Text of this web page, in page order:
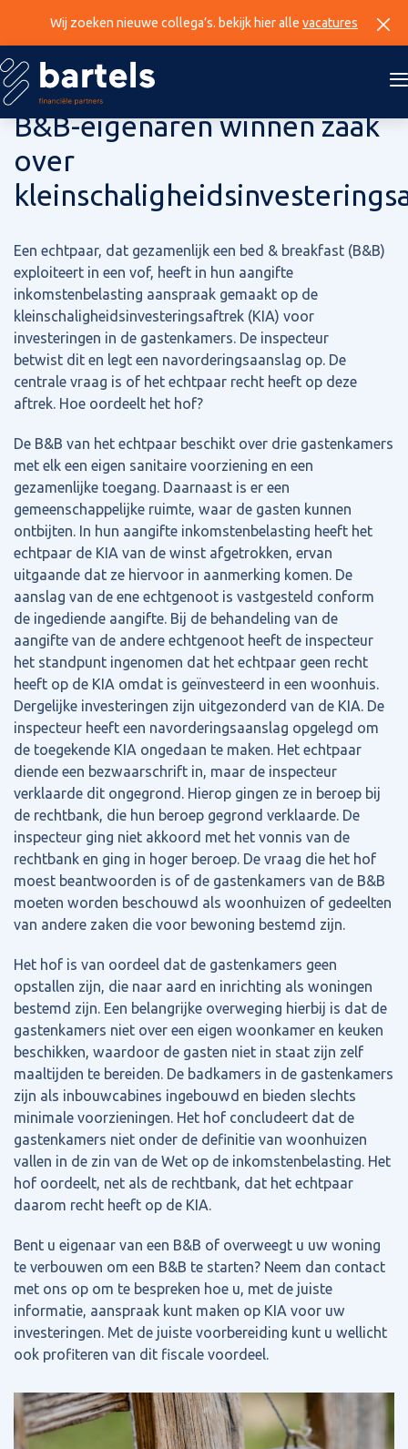
Wij zoeken nieuwe collega’s. bekijk hier alle vacatures
8 augustus 2024
B&B-eigenaren winnen zaak
over
Een echtpaar, dat gezamenlijk een bed & breakfast (B&B)
exploiteert in een vof, heeft in hun aangifte
inkomstenbelasting aanspraak gemaakt op de
kleinschaligheidsinvesteringsaftrek (KIA) voor
investeringen in de gastenkamers. De inspecteur
betwist dit en legt een navorderingsaanslag op. De
centrale vraag is of het echtpaar recht heeft op deze
aftrek. Hoe oordeelt het hof?
De B&B van het echtpaar beschikt over drie gastenkamers
met elk een eigen sanitaire voorziening en een
gezamenlijke toegang. Daarnaast is er een
gemeenschappelijke ruimte, waar de gasten kunnen
ontbijten. In hun aangifte inkomstenbelasting heeft het
echtpaar de KIA van de winst afgetrokken, ervan
uitgaande dat ze hiervoor in aanmerking komen. De
aanslag van de ene echtgenoot is vastgesteld conform
de ingediende aangifte. Bij de behandeling van de
aangifte van de andere echtgenoot heeft de inspecteur
het standpunt ingenomen dat het echtpaar geen recht
heeft op de KIA omdat is geïnvesteerd in een woonhuis.
Dergelijke investeringen zijn uitgezonderd van de KIA. De
inspecteur heeft een navorderingsaanslag opgelegd om
de toegekende KIA ongedaan te maken. Het echtpaar
diende een bezwaarschrift in, maar de inspecteur
verklaarde dit ongegrond. Hierop gingen ze in beroep bij
de rechtbank, die hun beroep gegrond verklaarde. De
inspecteur ging niet akkoord met het vonnis van de
rechtbank en ging in hoger beroep. De vraag die het hof
moest beantwoorden is of de gastenkamers van de B&B
moeten worden beschouwd als woonhuizen of gedeelten
van andere zaken die voor bewoning bestemd zijn.
Het hof is van oordeel dat de gastenkamers geen
opstallen zijn, die naar aard en inrichting als woningen
bestemd zijn. Een belangrijke overweging hierbij is dat de
gastenkamers niet over een eigen woonkamer en keuken
beschikken, waardoor de gasten niet in staat zijn zelf
maaltijden te bereiden. De badkamers in de gastenkamers
zijn als inbouwcabines ingebouwd en bieden slechts
minimale voorzieningen. Het hof concludeert dat de
gastenkamers niet onder de definitie van woonhuizen
vallen in de zin van de Wet op de inkomstenbelasting. Het
hof oordeelt, net als de rechtbank, dat het echtpaar
daarom recht heeft op de KIA.
Bent u eigenaar van een B&B of overweegt u uw woning
te verbouwen om een B&B te starten? Neem dan contact
met ons op om te bespreken hoe u, met de juiste
informatie, aanspraak kunt maken op KIA voor uw
investeringen. Met de juiste voorbereiding kunt u wellicht
ook profiteren van dit fiscale voordeel.